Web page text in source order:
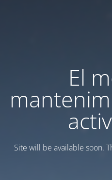
El
Site will be available soon.